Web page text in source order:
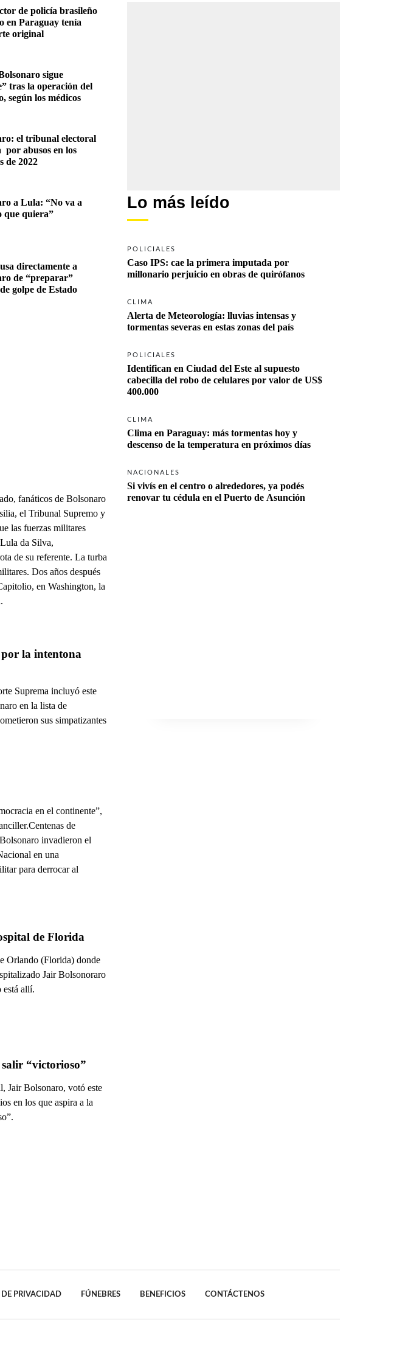
de policía brasileño
en Paraguay tenía
original
sigue
tras la operación del
según los médicos
el tribunal electoral
por abusos en los
de 2022
a Lula: “No va a
que quiera”
directamente a
de “preparar”
golpe de Estado
fanáticos de Bolsonaro
el Tribunal Supremo y
las fuerzas militares
da Silva,
de su referente. La turba
Dos años después
en Washington, la
la intentona
Suprema incluyó este
en la lista de
sus simpatizantes
en el continente”,
de
invadieron el
en una
para derrocar al
de Florida
Orlando (Florida) donde
Jair Bolsonoraro
está allí.
“victorioso”
Jair Bolsonaro, votó este
en los que aspira a la
Lo más leído
POLICIALES
Caso IPS: cae la primera imputada por
millonario perjuicio en obras de quirófanos
CLIMA
Alerta de Meteorología: lluvias intensas y
tormentas severas en estas zonas del país
POLICIALES
Identifican en Ciudad del Este al supuesto
cabecilla del robo de celulares por valor de US$
400.000
CLIMA
Clima en Paraguay: más tormentas hoy y
descenso de la temperatura en próximos días
NACIONALES
Si vivís en el centro o alrededores, ya podés
renovar tu cédula en el Puerto de Asunción
PRIVACIDAD FÚNEBRES BENEFICIOS CONTÁCTENOS